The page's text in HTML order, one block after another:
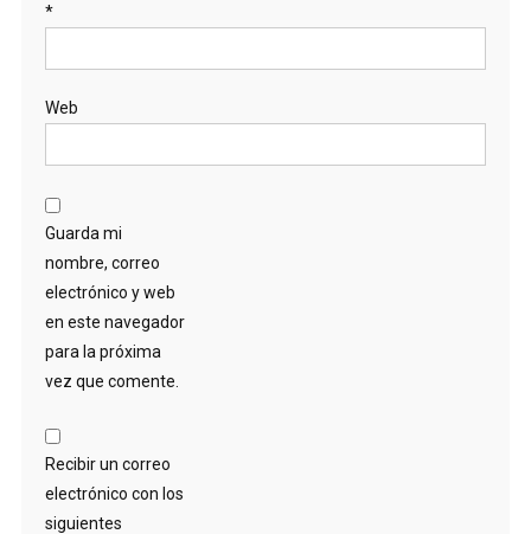
*
Web
Guarda mi
nombre, correo
electrónico y web
en este navegador
para la próxima
vez que comente.
Recibir un correo
electrónico con los
siguientes